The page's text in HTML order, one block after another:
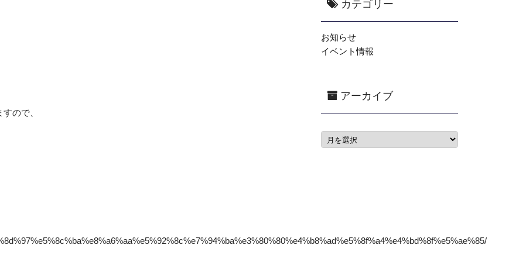
ので、
カテゴリー
お知らせ
イベント情報
アーカイブ